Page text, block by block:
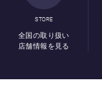
STORE
全国の取り扱い
店舗情報を見る